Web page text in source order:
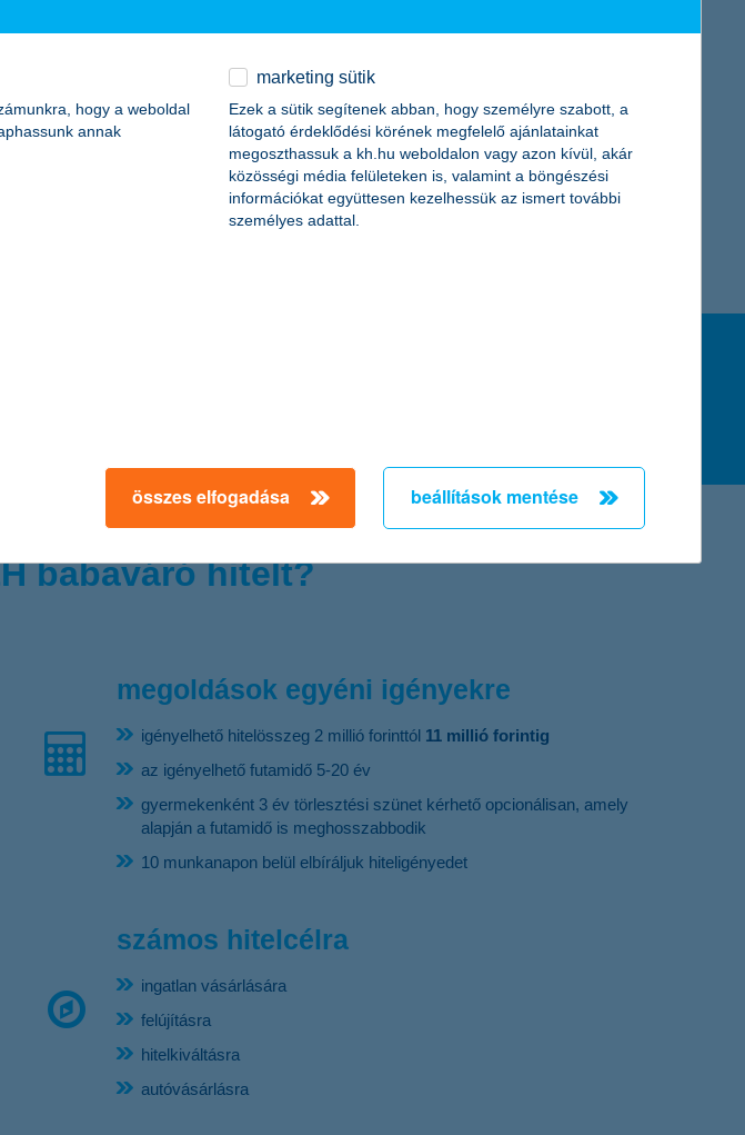
elfogadói nyilatkozat elérése folyósítás, hitel törlesztése
babaváró hitelt?
megoldások egyéni igényekre
igényelhető hitelösszeg 2 millió forinttól 11 millió forintig
az igényelhető futamidő 5-20 év
gyermekenként 3 év törlesztési szünet kérhető opcionálisan, amely
alapján a futamidő is meghosszabbodik
10 munkanapon belül elbíráljuk hiteligényedet
számos hitelcélra
ingatlan vásárlására
felújításra
hitelkiváltásra
autóvásárlásra
hogy a weboldal
annak
marketing sütik
Ezek a sütik segítenek abban, hogy személyre szabott, a
látogató érdeklődési körének megfelelő ajánlatainkat
megoszthassuk a kh.hu weboldalon vagy azon kívül, akár
közösségi média felületeken is, valamint a böngészési
információkat együttesen kezelhessük az ismert további
személyes adattal.
összes elfogadása beállítások mentése